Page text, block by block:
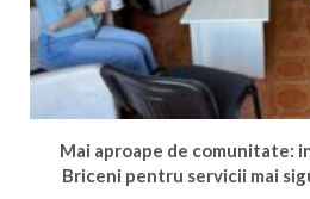
Mai aproape de comunitate:
Briceni pentru servicii mai